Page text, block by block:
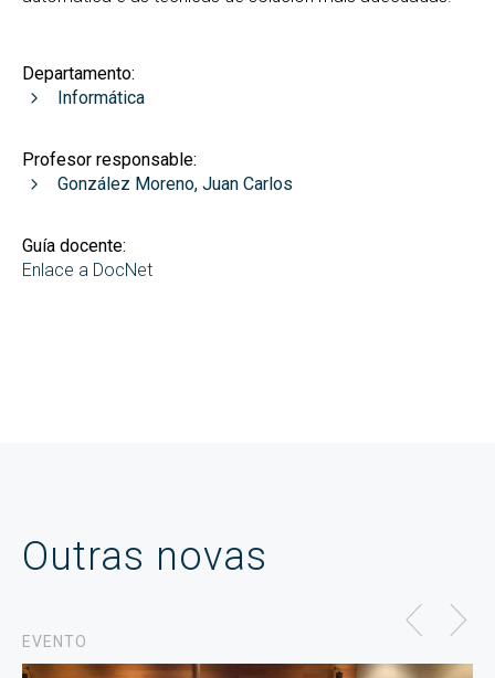
Departamento:
Informática
Profesor responsable:
González Moreno, Juan Carlos
Guía docente:
Enlace a DocNet
Outras novas
EVENTO